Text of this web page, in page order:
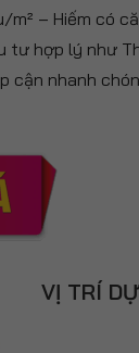
– Hiếm có
hợp lý như
cận nhanh
VỊ TRÍ